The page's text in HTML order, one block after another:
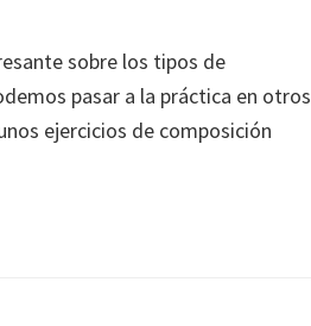
sobre los tipos de
pasar a la práctica en otros
ejercicios de composición